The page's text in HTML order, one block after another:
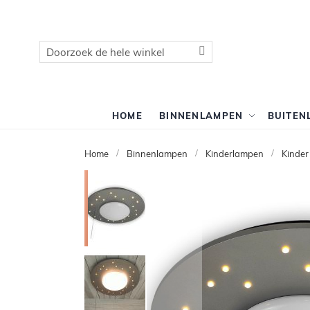
Zoek
HOME BINNENLAMPEN
Home Binnenlampen Kinderlampen
naar
het
einde
van
de
afbeeldingen-
gallerij